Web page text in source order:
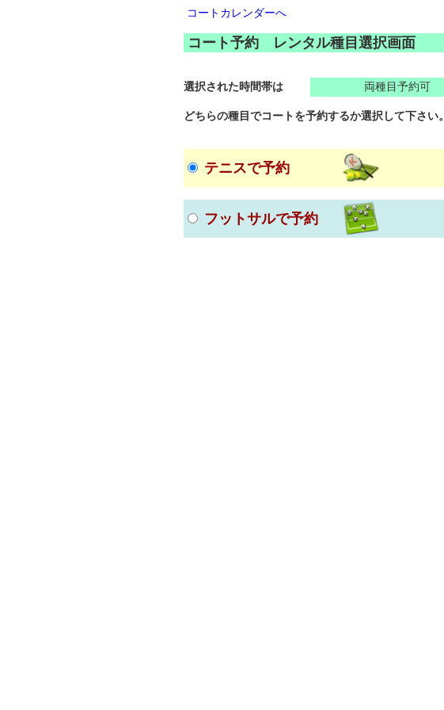
コートカレンダーへ
コート予約 レンタル種目選択画面
選択された時間帯は 両種目予約可
どちらの種目でコートを予約するか選択して下さい。
テニスで予約
フットサルで予約